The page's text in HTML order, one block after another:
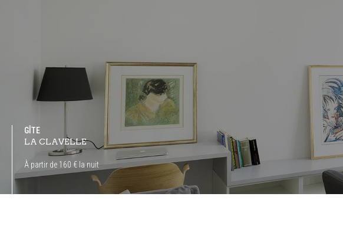
GÎTE
LA CLAVELLE
À partir de 160 € la nuit